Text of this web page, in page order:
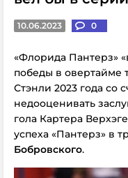
10.06.2023 0
«Флорида Пантерз»
победы в овертайме
Стэнли 2023 года со
недооценивать
гола Картера
успеха «Пантерз» в
Бобровского.